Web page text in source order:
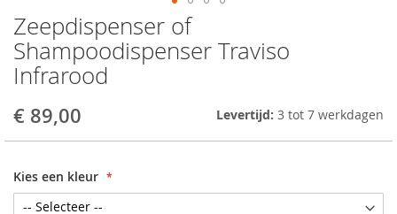
Zeepdispenser of
Shampoodispenser Traviso
Infrarood
€ 89,00 Levertijd: 3 tot 7 werkdagen
Kies een kleur
Skip
to
the
beginning
the
images
gallery